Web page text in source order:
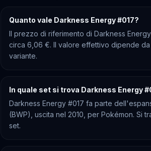
Quanto vale Darkness Energy #017?
Il prezzo di riferimento di Darkness
circa 6,06 €. Il valore effettivo dipende
variante.
In quale set si trova Darkness Energy
Darkness Energy #017 fa parte
(BWP), uscita nel 2010, per Pokémon. Si
set.